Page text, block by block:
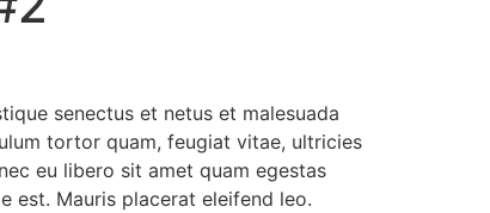
senectus et netus et malesuada
tortor quam, feugiat vitae, ultricies
eu libero sit amet quam egestas
est. Mauris placerat eleifend leo.